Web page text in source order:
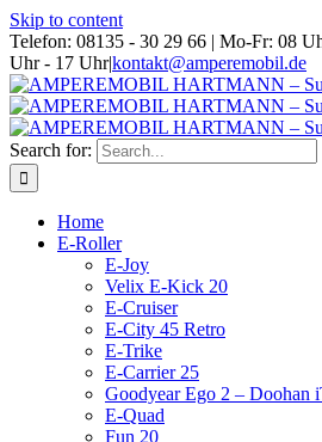
Skip to content
Telefon: 08135 - 30 29 66 | Mo-Fr: 08
Uhr - 17 Uhr|kontakt@amperemobil.de
Search for:
Home
E-Roller
E-Joy
Velix E-Kick 20
E-Cruiser
E-City 45 Retro
E-Trike
E-Carrier 25
Goodyear Ego 2 – Doohan
E-Quad
Fun 20